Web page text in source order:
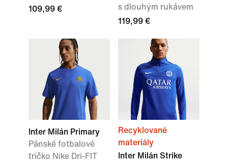
109,99 €
s dlouhým rukávem
119,99 €
Inter Milán Primary
Pánské fotbalové
tričko Nike Dri-FIT
Recyklované
materiály
Inter Milán Strike